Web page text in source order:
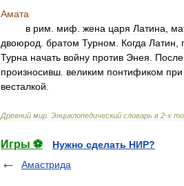
Амата
в рим миф жена царя Латина
двоюрод братом Турном Когда Латин
Турна начать войну против Энея После
произносивш великим понтификом при
весталкой
Древний мир Энциклопедический словарь в 2-х
Игры ⚽
Нужно сделать НИР?
Амастрида